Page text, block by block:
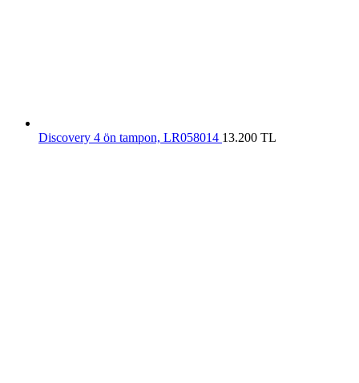
Discovery 4 ön tampon, LR058014 13.200 TL